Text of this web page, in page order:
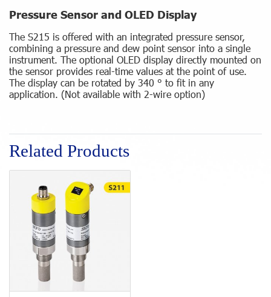
Pressure Sensor and OLED Display
The S215 is offered with an integrated pressure sensor,
combining a pressure and dew point sensor into a single
instrument. The optional OLED display directly mounted on
the sensor provides real-time values at the point of use.
The display can be rotated by 340 ° to fit in any
application. (Not available with 2-wire option)
Related Products